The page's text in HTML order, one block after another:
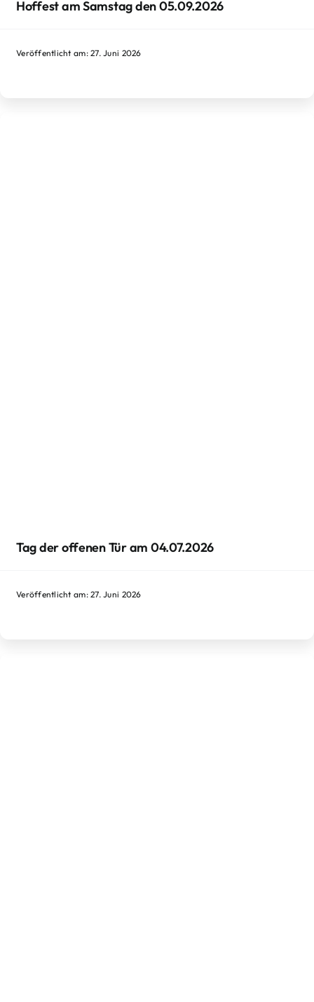
Hoffest am Samstag den 05.09.2026
Veröffentlicht am: 27. Juni 2026
Tag der offenen Tür am 04.07.2026
Veröffentlicht am: 27. Juni 2026